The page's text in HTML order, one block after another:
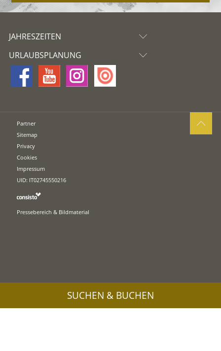
JAHRESZEITEN
URLAUBSPLANUNG
Partner
Sitemap
Privacy
Cookies
Impressum
UID: IT02745550216
Pressebereich & Bildmaterial
SUCHEN & BUCHEN